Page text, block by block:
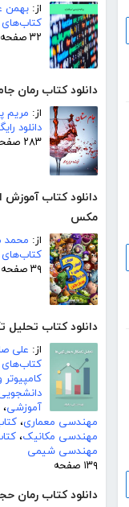
از: بهمن
کتاب‌های
۳۲ صفحه
دانلود کتاب رمان
از: مریم
دانلود
۲۸۳ صفحه
دانلود کتاب
مکس
از: محمد
۳۹ صفحه
دانلود کتاب تحلیل
از: علی
کامپیوتر
آموزشی،
مهندسی معماری،
مهندسی مکانیک،
مهندسی شیمی
۱۳۹ صفحه
دانلود کتاب رمان